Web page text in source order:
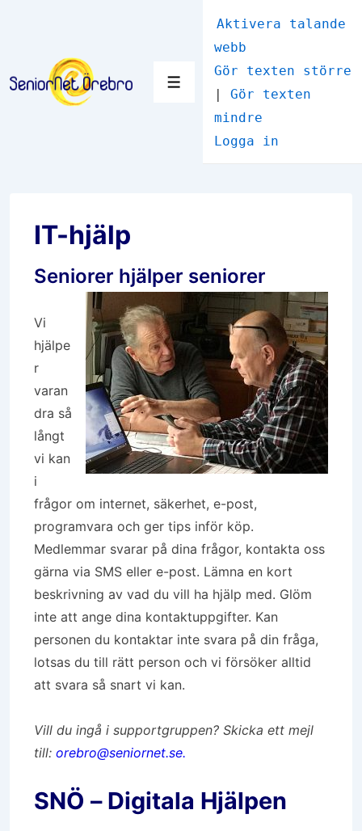
huvudinnehåll
Meny
Aktivera talande
webb
Gör texten större
| Gör texten
mindre
Logga in
IT-hjälp
Seniorer hjälper seniorer
Vi
hjälpe
r
varan
dra så
långt
vi kan
i
frågor om internet, säkerhet, e-post,
programvara och ger tips inför köp.
Medlemmar svarar på dina frågor, kontakta oss
gärna via SMS eller e-post. Lämna en kort
beskrivning av vad du vill ha hjälp med. Glöm
inte att ange dina kontaktuppgifter. Kan
personen du kontaktar inte svara på din fråga,
lotsas du till rätt person och vi försöker alltid
att svara så snart vi kan.
Vill du ingå i supportgruppen? Skicka ett mejl
till: orebro@seniornet.se.
SNÖ – Digitala Hjälpen